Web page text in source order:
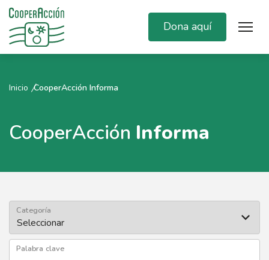
Dona aquí
Inicio CooperAcción Informa
CooperAcción Informa
Categoría
Palabra clave